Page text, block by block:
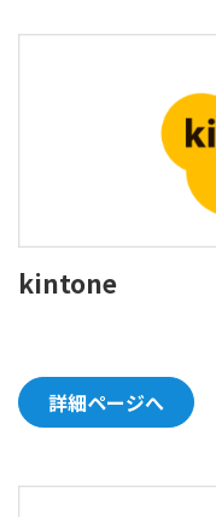
kintone
詳細ページへ